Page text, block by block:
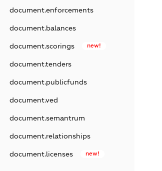
document.enforcements
document.balances
document.scorings new!
document.tenders
document.publicfunds
document.ved
document.semantrum
document.relationships
document.licenses new!